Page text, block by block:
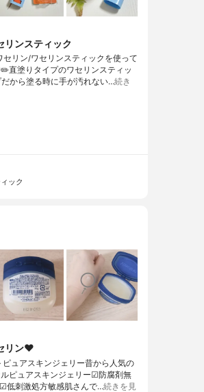
リンスティック
リン/⁡ワセリンスティックを使って
直塗りタイプのワセリンスティッ
から塗る時に手が汚れない…続き
ック
リン♥︎
ュアスキンジェリー昔から人気の
ピュアスキンジェリー☑︎防腐剤無
刺激処方敏感肌さんで…続きを見